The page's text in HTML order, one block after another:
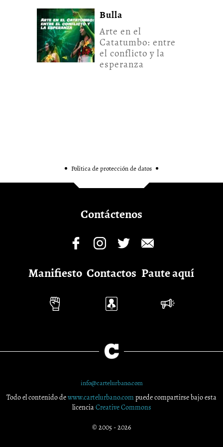
Bulla
Arte en el
Catatumbo: entre
el conflicto y la
esperanza
Política de protección de datos
Contáctenos
Manifiesto Contactos Paute aquí
info@cartelurbano.com
Todo el contenido dewww.cartelurbano.com puede compartirse bajo esta
licenciaCreative Commons
© 2005 - 2026